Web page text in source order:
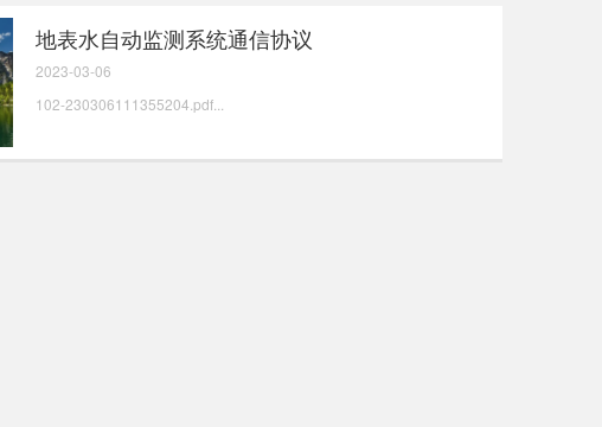
地表水自动监测系统通信协议
102-230306111355204.pdf...
2023-03-06